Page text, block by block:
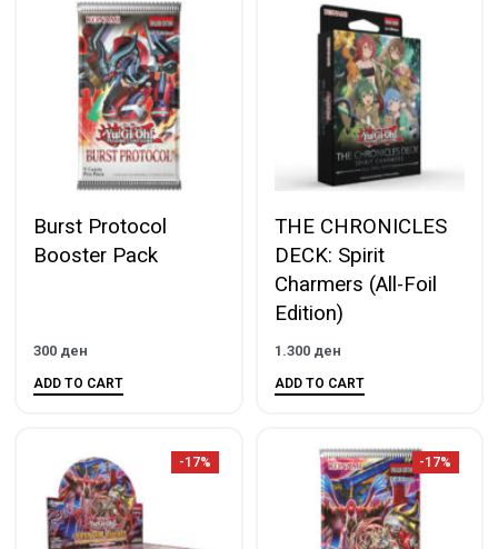
Burst Protocol
Booster Pack
300 ден
ADD TO CART
THE CHRONICLES
DECK: Spirit
Charmers (All-Foil
Edition)
1.300 ден
ADD TO CART
-17% -17%